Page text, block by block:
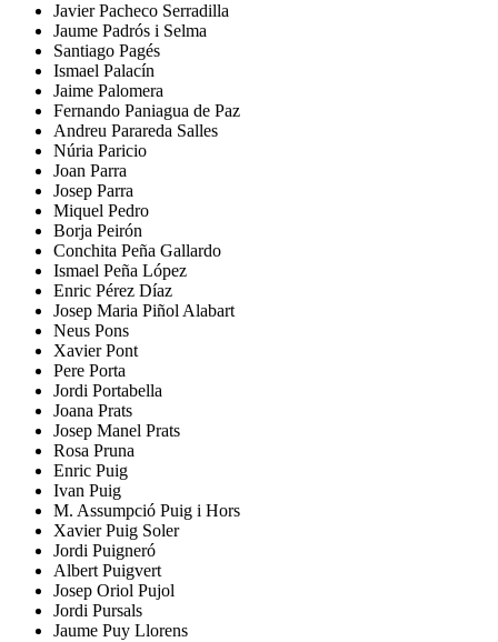
Javier Pacheco Serradilla
Jaume Padrós i Selma
Santiago Pagés
Ismael Palacín
Jaime Palomera
Fernando Paniagua de Paz
Andreu Parareda Salles
Núria Paricio
Joan Parra
Josep Parra
Miquel Pedro
Borja Peirón
Conchita Peña Gallardo
Ismael Peña López
Enric Pérez Díaz
Josep Maria Piñol Alabart
Neus Pons
Xavier Pont
Pere Porta
Jordi Portabella
Joana Prats
Josep Manel Prats
Rosa Pruna
Enric Puig
Ivan Puig
M. Assumpció Puig i Hors
Xavier Puig Soler
Jordi Puigneró
Albert Puigvert
Josep Oriol Pujol
Jordi Pursals
Jaume Puy Llorens